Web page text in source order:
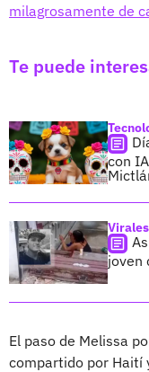
milagrosamente de
Te puede
con
Virales
joven
El paso de Melissa
compartido por Haití